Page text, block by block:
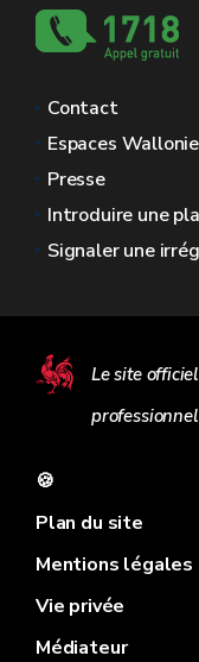
Contact
Espaces Wallonie
Presse
Introduire une
Signaler une
Le site
🍪
Plan du site
Mentions légales
Vie privée
Médiateur